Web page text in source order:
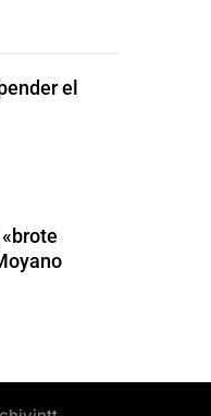
el